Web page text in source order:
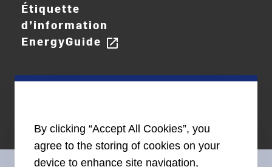
Étiquette
d’information
EnergyGuide open_in_new
By clicking “Accept All Cookies”, you
agree to the storing of cookies on your
device to enhance site navigation,